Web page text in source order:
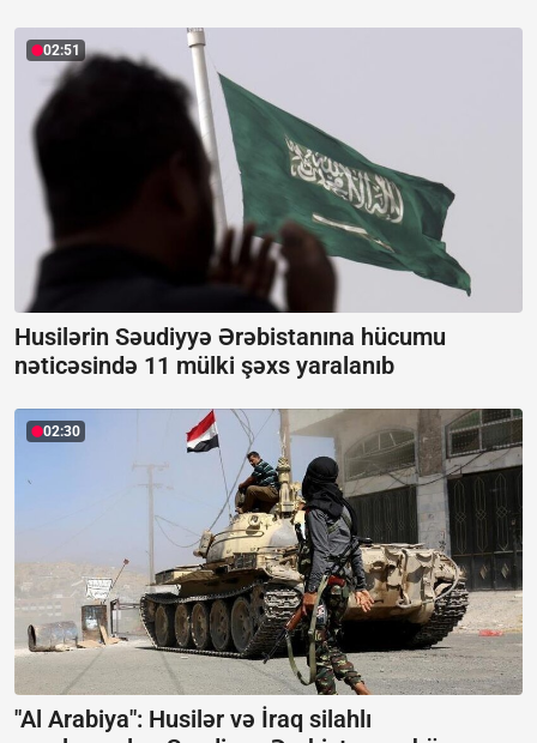
02:51
Husilərin Səudiyyə Ərəbistanına hücumu
nəticəsində 11 mülki şəxs yaralanıb
02:30
"Al Arabiya": Husilər və İraq silahlı